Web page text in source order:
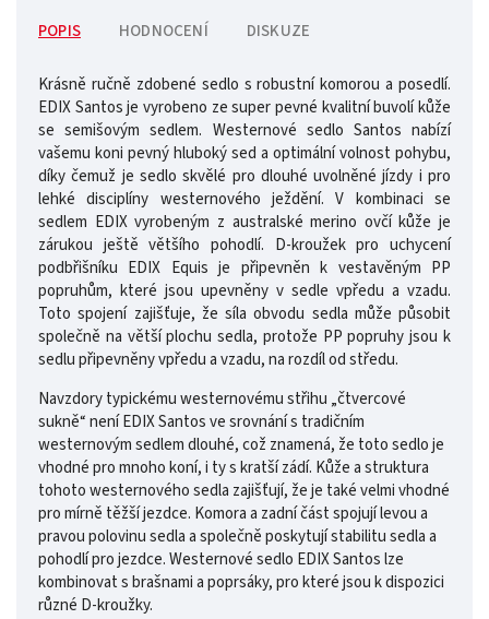
POPIS HODNOCENÍ DISKUZE
Krásně ručně zdobené sedlo s robustní komorou a posedlí.
EDIX Santos je vyrobeno ze super pevné kvalitní buvolí kůže
se semišovým sedlem. Westernové sedlo Santos nabízí
vašemu koni pevný hluboký sed a optimální volnost pohybu,
díky čemuž je sedlo skvělé pro dlouhé uvolněné jízdy i pro
lehké disciplíny westernového ježdění. V kombinaci se
sedlem EDIX vyrobeným z australské merino ovčí kůže je
zárukou ještě většího pohodlí. D-kroužek pro uchycení
podbřišníku EDIX Equis je připevněn k vestavěným PP
popruhům, které jsou upevněny v sedle vpředu a vzadu.
Toto spojení zajišťuje, že síla obvodu sedla může působit
společně na větší plochu sedla, protože PP popruhy jsou k
sedlu připevněny vpředu a vzadu, na rozdíl od středu.
Navzdory typickému westernovému střihu „čtvercové
sukně“ není EDIX Santos ve srovnání s tradičním
westernovým sedlem dlouhé, což znamená, že toto sedlo je
vhodné pro mnoho koní, i ty s kratší zádí. Kůže a struktura
tohoto westernového sedla zajišťují, že je také velmi vhodné
pro mírně těžší jezdce. Komora a zadní část spojují levou a
pravou polovinu sedla a společně poskytují stabilitu sedla a
pohodlí pro jezdce. Westernové sedlo EDIX Santos lze
kombinovat s brašnami a poprsáky, pro které jsou k dispozici
různé D-kroužky.